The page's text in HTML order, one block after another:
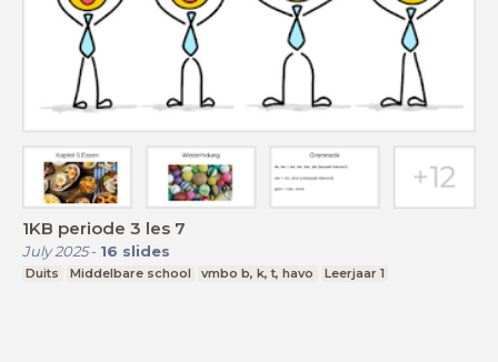
1KB periode 3 les 7
July 2025- 16 slides
Duits Middelbare school vmbo b, k, t, havo Leerjaar 1